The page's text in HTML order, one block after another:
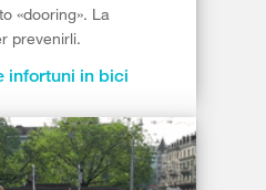
«dooring». La
prevenirli.
infortuni in bici